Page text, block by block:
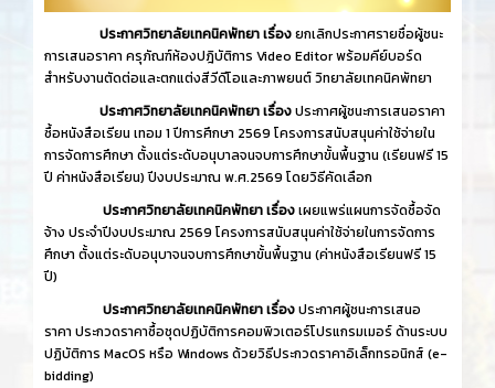
ประกาศวิทยาลัยเทคนิคพัทยา เรื่องยกเลิกประกาศรายชื่อผู้ชนะ
การเสนอราคา ครุภัณฑ์ห้องปฎิบัติการ Video Editor พร้อมคีย์บอร์ด
สำหรับงานตัดต่อและตกแต่งสีวีดีโอและภาพยนต์ วิทยาลัยเทคนิคพัทยา
ประกาศวิทยาลัยเทคนิคพัทยา เรื่องประกาศผู้ชนะการเสนอราคา
ซื้อหนังสือเรียน เทอม 1 ปีการศึกษา 2569 โครงการสนับสนุนค่าใช้จ่ายใน
การจัดการศึกษา ตั้งแต่ระดับอนุบาลจนจบการศึกษาขั้นพื้นฐาน (เรียนฟรี 15
ปี ค่าหนังสือเรียน) ปีงบประมาณ พ.ศ.2569 โดยวิธีคัดเลือก
ประกาศวิทยาลัยเทคนิคพัทยา เรื่องเผยแพร่แผนการจัดซื้อจัด
จ้าง ประจำปีงบประมาณ 2569 โครงการสนับสนุนค่าใช้จ่ายในการจัดการ
ศึกษา ตั้งแต่ระดับอนุบาจนจบการศึกษาขั้นพื้นฐาน (ค่าหนังสือเรียนฟรี 15
ปี)
ประกาศวิทยาลัยเทคนิคพัทยา เรื่องประกาศผู้ชนะการเสนอ
ราคา ประกวดราคาซื้อชุดปฏิบัติการคอมพิวเตอร์โปรแกรมเมอร์ ด้านระบบ
ปฏิบัติการ MacOS หรือ Windows ด้วยวิธีประกวดราคาอิเล็กทรอนิกส์ (e-
bidding)